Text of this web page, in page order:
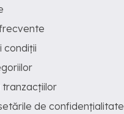
condiții
tranzacțiilor
de confidențialitate